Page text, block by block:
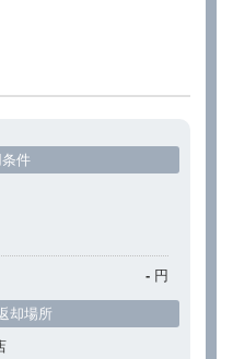
件
- 円
却場所